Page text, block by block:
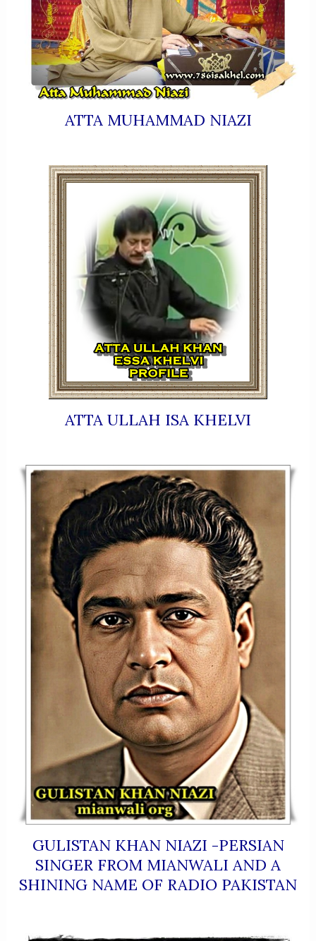
ATTA MUHAMMAD NIAZI
ATTA ULLAH ISA KHELVI
GULISTAN KHAN NIAZI -PERSIAN
SINGER FROM MIANWALI AND A
SHINING NAME OF RADIO PAKISTAN